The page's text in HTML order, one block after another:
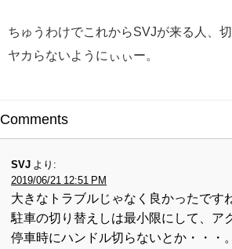
ちゅうわけでこれからSVJが来る人、
ヤカらないようにぃぃー。
Comments
SVJ より:
2019/06/21 12:51 PM
大きなトラブルじゃなく良かったです
駐車の切り替えしは最小限にして、ア
停車時にハンドル切らないとか・・・。